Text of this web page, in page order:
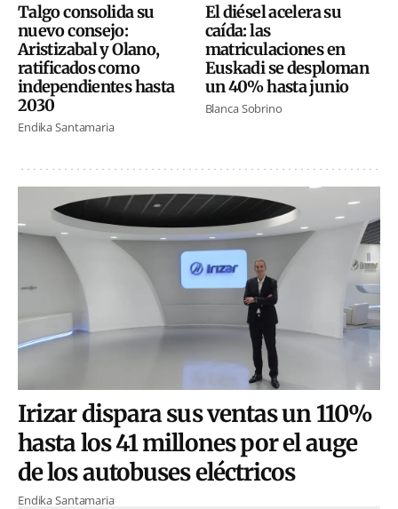
Talgo consolida su
nuevo consejo:
Aristizabal y Olano,
ratificados como
independientes hasta
2030
Endika Santamaria
El diésel acelera su
caída: las
matriculaciones en
Euskadi se desploman
un 40% hasta junio
Blanca Sobrino
Irizar dispara sus ventas un 110%
hasta los 41 millones por el auge
de los autobuses eléctricos
Endika Santamaria